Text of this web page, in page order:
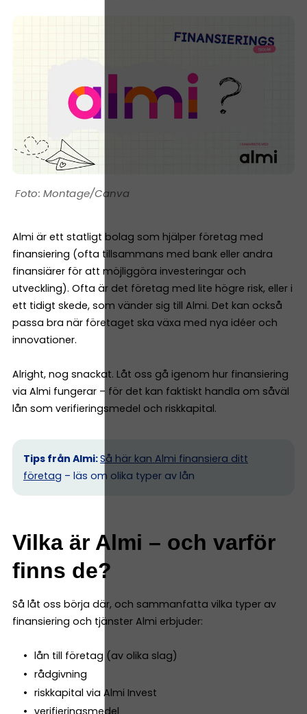
Montage/Canva
Almi är ett statligt bolag som hjälper företag med
finansiering (ofta tillsammans med bank eller andra
finansiärer för att möjliggöra investeringar och
utveckling). Ofta är det företag med lite högre risk, eller i
ett tidigt skede, som vänder sig till Almi. Det kan också
passa bra när företaget ska växa med nya idéer och
innovationer.
Alright, nog snackat. Låt oss gå igenom hur finansiering
via Almi fungerar – för det kan faktiskt handla om såväl
lån som verifieringsmedel och riskkapital.
Tips från Almi:Så här kan Almi finansiera ditt
företag – läs om olika typer av lån
Vilka är Almi – och varför
finns de?
Så låt oss börja där, och sammanfatta vilka typer av
finansiering och tjänster Almi erbjuder:
lån till företag (av olika slag)
rådgivning
riskkapital via Almi Invest